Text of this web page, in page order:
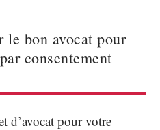
bon avocat pour
consentement
d’avocat pour votre